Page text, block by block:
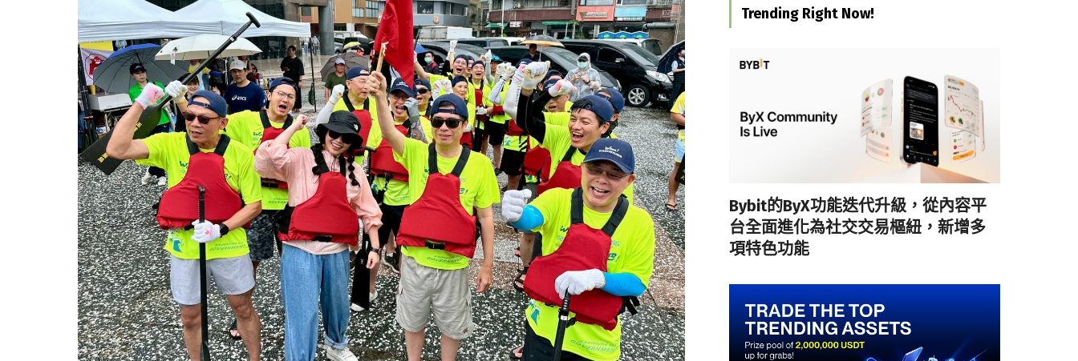
Trending Right Now!
Bybit的ByX功能迭代升級，從內容平
台全面進化為社交交易樞紐，新增多
項特色功能